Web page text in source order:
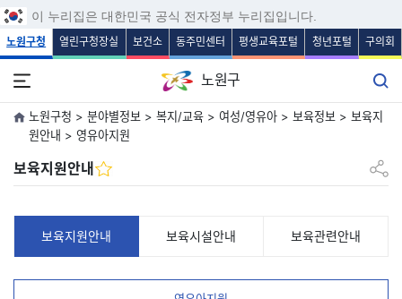
본문 바로가기
주메뉴 바로가기
보조메뉴 바로가기
푸터 바로가기
이 누리집은 대한민국 공식 전자정부 누리집입니다.
노원구청 열린구청장실 보건소 동주민센터 평생교육포털 청년포털 구의회
노원구
노원구청 > 분야별정보 > 복지/교육 > 여성/영유아 > 보육정보 > 보육지
원안내 > 영유아지원
보육지원안내 공유하
보육지원안내 보육시설안내 보육관련안내